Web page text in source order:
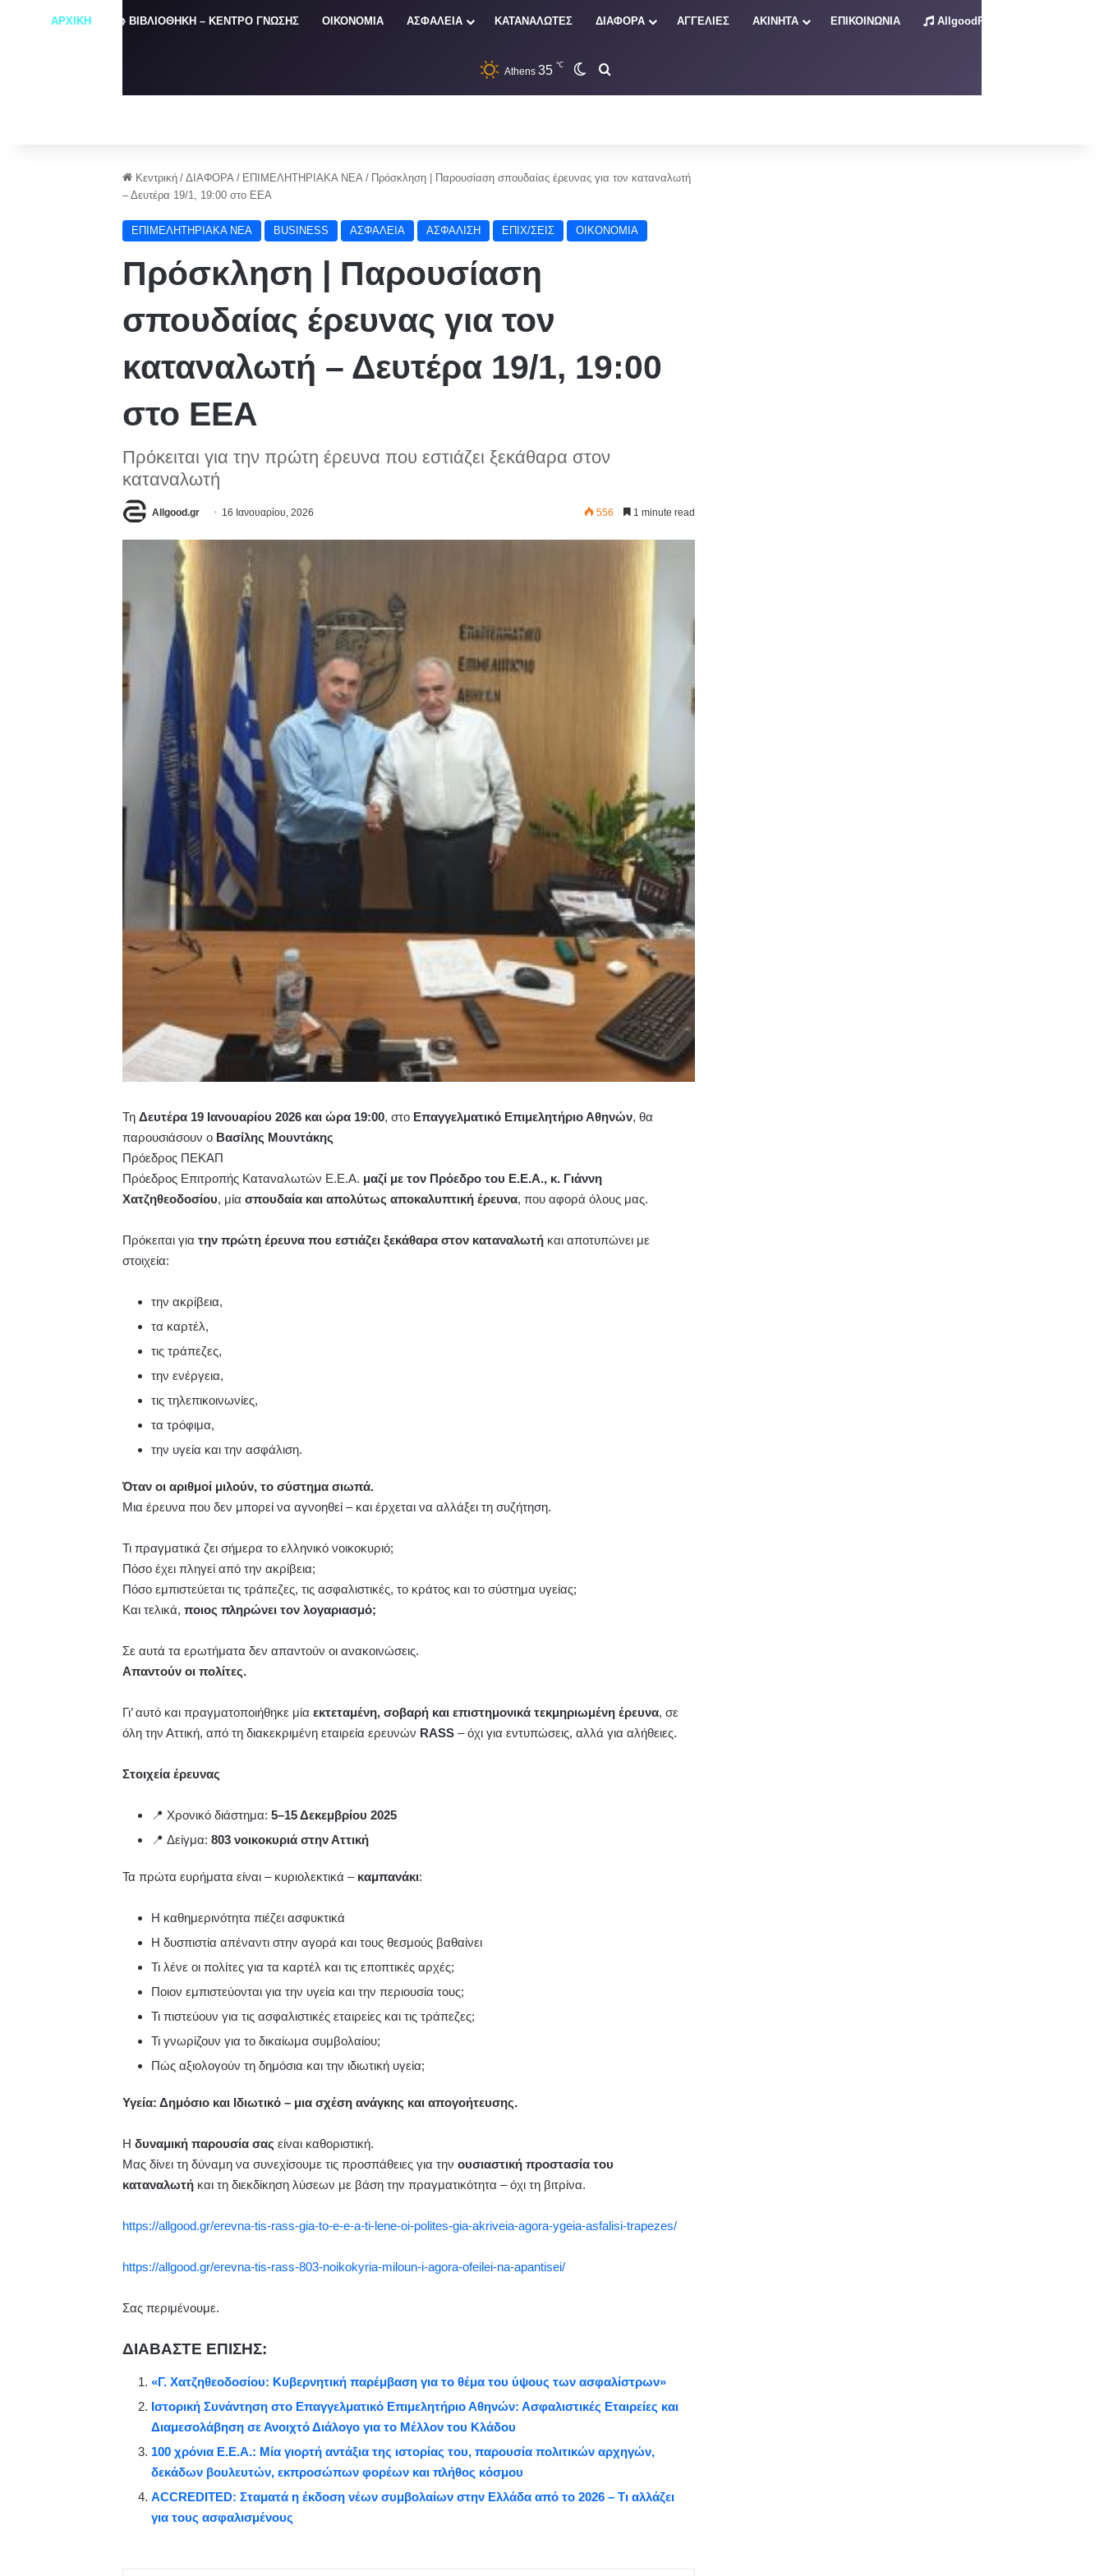
ΑΡΧΙΚΗ 📚 ΒΙΒΛΙΟΘΗΚΗ – ΚΕΝΤΡΟ ΓΝΩΣΗΣ ΟΙΚΟΝΟΜΙΑ ΑΣΦΑΛΕΙΑ ΚΑΤΑΝΑΛΩΤΕΣ ΔΙΑΦΟΡΑ ΑΓΓΕΛΙΕΣ ΑΚΙΝΗΤΑ ΕΠΙΚΟΙΝΩΝΙΑ AllgoodRadio – Live
Athens 35 ℃ Switch skin
Κεντρική / ΔΙΑΦΟΡΑ / ΕΠΙΜΕΛΗΤΗΡΙΑΚΑ ΝΕΑ / Πρόσκληση | Παρουσίαση σπουδαίας έρευνας για τον καταναλωτή
– Δευτέρα 19/1, 19:00 στο ΕΕΑ
ΕΠΙΜΕΛΗΤΗΡΙΑΚΑ ΝΕΑ BUSINESS ΑΣΦΑΛΕΙΑ ΑΣΦΑΛΙΣΗ ΕΠΙΧ/ΣΕΙΣ ΟΙΚΟΝΟΜΙΑ
Πρόσκληση | Παρουσίαση
σπουδαίας έρευνας για τον
καταναλωτή – Δευτέρα 19/1, 19:00
στο ΕΕΑ
Πρόκειται για την πρώτη έρευνα που εστιάζει ξεκάθαρα στον
καταναλωτή
Allgood.gr 16 Ιανουαρίου, 2026 556 1 minute read
ΤηΔευτέρα 19 Ιανουαρίου 2026 και ώρα 19:00, στο Επαγγελματικό Επιμελητήριο Αθηνών, θα
παρουσιάσουν ο Βασίλης Μουντάκης
Πρόεδρος ΠΕΚΑΠ
Πρόεδρος Επιτροπής Καταναλωτών Ε.Ε.Α. μαζί με τον Πρόεδρο του Ε.Ε.Α., κ. Γιάννη
Χατζηθεοδοσίου, μίασπουδαία και απολύτως αποκαλυπτική έρευνα, που αφορά όλους μας.
Πρόκειται γιατην πρώτη έρευνα που εστιάζει ξεκάθαρα στον καταναλωτή και αποτυπώνει με
στοιχεία:
την ακρίβεια,
τα καρτέλ,
τις τράπεζες,
την ενέργεια,
τις τηλεπικοινωνίες,
τα τρόφιμα,
την υγεία και την ασφάλιση.
Όταν οι αριθμοί μιλούν, το σύστημα σιωπά.
Μια έρευνα που δεν μπορεί να αγνοηθεί – και έρχεται να αλλάξει τη συζήτηση.
Τι πραγματικά ζει σήμερα το ελληνικό νοικοκυριό;
Πόσο έχει πληγεί από την ακρίβεια;
Πόσο εμπιστεύεται τις τράπεζες, τις ασφαλιστικές, το κράτος και το σύστημα υγείας;
Και τελικά,ποιος πληρώνει τον λογαριασμό;
Σε αυτά τα ερωτήματα δεν απαντούν οι ανακοινώσεις.
Απαντούν οι πολίτες.
Γι’ αυτό και πραγματοποιήθηκε μίαεκτεταμένη, σοβαρή και επιστημονικά τεκμηριωμένη έρευνα, σε
όλη την Αττική, από τη διακεκριμένη εταιρεία ερευνών RASS – όχι για εντυπώσεις, αλλά για αλήθειες.
Στοιχεία έρευνας
📍 Χρονικό διάστημα:5–15 Δεκεμβρίου 2025
📍 Δείγμα:803 νοικοκυριά στην Αττική
Τα πρώτα ευρήματα είναι – κυριολεκτικά – καμπανάκι:
Η καθημερινότητα πιέζει ασφυκτικά
Η δυσπιστία απέναντι στην αγορά και τους θεσμούς βαθαίνει
Τι λένε οι πολίτες για τα καρτέλ και τις εποπτικές αρχές;
Ποιον εμπιστεύονται για την υγεία και την περιουσία τους;
Τι πιστεύουν για τις ασφαλιστικές εταιρείες και τις τράπεζες;
Τι γνωρίζουν για το δικαίωμα συμβολαίου;
Πώς αξιολογούν τη δημόσια και την ιδιωτική υγεία;
Υγεία: Δημόσιο και Ιδιωτικό – μια σχέση ανάγκης και απογοήτευσης.
Ηδυναμική παρουσία σας είναι καθοριστική.
Μας δίνει τη δύναμη να συνεχίσουμε τις προσπάθειες για τηνουσιαστική προστασία του
καταναλωτή και τη διεκδίκηση λύσεων με βάση την πραγματικότητα – όχι τη βιτρίνα.
https://allgood.gr/erevna-tis-rass-gia-to-e-e-a-ti-lene-oi-polites-gia-akriveia-agora-ygeia-asfalisi-trapezes/
https://allgood.gr/erevna-tis-rass-803-noikokyria-miloun-i-agora-ofeilei-na-apantisei/
Σας περιμένουμε.
ΔΙΑΒΑΣΤΕ ΕΠΙΣΗΣ:
«Γ. Χατζηθεοδοσίου: Κυβερνητική παρέμβαση για το θέμα του ύψους των ασφαλίστρων»
Ιστορική Συνάντηση στο Επαγγελματικό Επιμελητήριο Αθηνών: Ασφαλιστικές Εταιρείες και
Διαμεσολάβηση σε Ανοιχτό Διάλογο για το Μέλλον του Κλάδου
100 χρόνια Ε.Ε.Α.: Μία γιορτή αντάξια της ιστορίας του, παρουσία πολιτικών αρχηγών,
δεκάδων βουλευτών, εκπροσώπων φορέων και πλήθος κόσμου
ACCREDITED: Σταματά η έκδοση νέων συμβολαίων στην Ελλάδα από το 2026 – Τι αλλάζει
για τους ασφαλισμένους